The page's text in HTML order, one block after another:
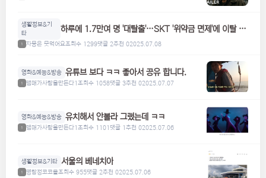
생활정보&기
타
하루에 1.7만여 명 '대탈출'…SKT '위약금 면제'에 이탈 급
1 자몽은 못먹어요조회수 1299댓글 2추천 02025.07.08
영화&예능&방송 유튜브 보다 ㅋㅋ 좋아서 공유 합니다.
1 맴매가사람을만든다1조회수 1058댓글 3추천 02025.07.07
영화&예능&방송 유치해서 안볼라 그랬는데 ㅋㅋ
1 맴매가사람을만든다1조회수 1101댓글 1추천 02025.07.06
생활정보&기타 서울의 베네치아
1 명탐정코코볼조회수 955댓글 2추천 02025.07.06